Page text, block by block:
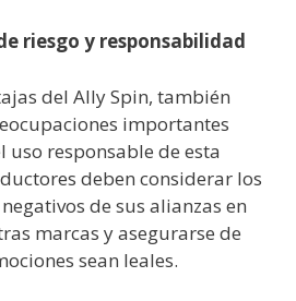
riesgo y responsabilidad
del Ally Spin, también
importantes
uso responsable de esta
deben considerar los
de sus alianzas en
marcas y asegurarse de
sean leales.